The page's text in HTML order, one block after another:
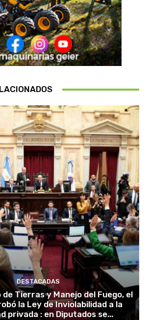
DESTACADAS
Tierras y Manejo del Fuego, el
la Ley de Inviolabilidad a la
privada : en Diputados se...